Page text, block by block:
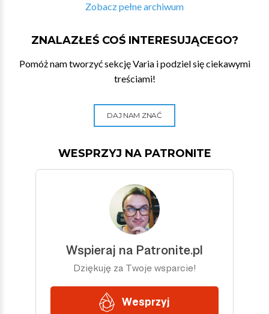
Zobacz pełne archiwum
ZNALAZŁEŚ COŚ INTERESUJĄCEGO?
Pomóż nam tworzyć sekcję Varia i podziel się ciekawymi
treściami!
DAJ NAM ZNAĆ
WESPRZYJ NA PATRONITE